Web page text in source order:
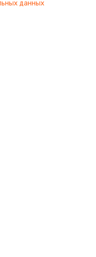
данных